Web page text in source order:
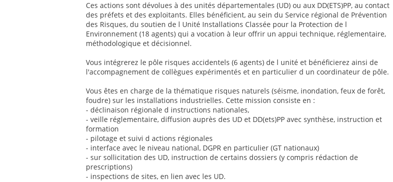
Ces actions sont dévolues à des unités départementales (UD) ou aux DD(ETS)PP, au contact
des préfets et des exploitants. Elles bénéficient, au sein du Service régional de Prévention
des Risques, du soutien de l Unité Installations Classée pour la Protection de l
Environnement (18 agents) qui a vocation à leur offrir un appui technique, réglementaire,
méthodologique et décisionnel.
Vous intégrerez le pôle risques accidentels (6 agents) de l unité et bénéficierez ainsi de
l'accompagnement de collègues expérimentés et en particulier d un coordinateur de pôle.
Vous êtes en charge de la thématique risques naturels (séisme, inondation, feux de forêt,
foudre) sur les installations industrielles. Cette mission consiste en :
- déclinaison régionale d instructions nationales,
- veille réglementaire, diffusion auprès des UD et DD(ets)PP avec synthèse, instruction et
formation
- pilotage et suivi d actions régionales
- interface avec le niveau national, DGPR en particulier (GT nationaux)
- sur sollicitation des UD, instruction de certains dossiers (y compris rédaction de
prescriptions)
- inspections de sites, en lien avec les UD.